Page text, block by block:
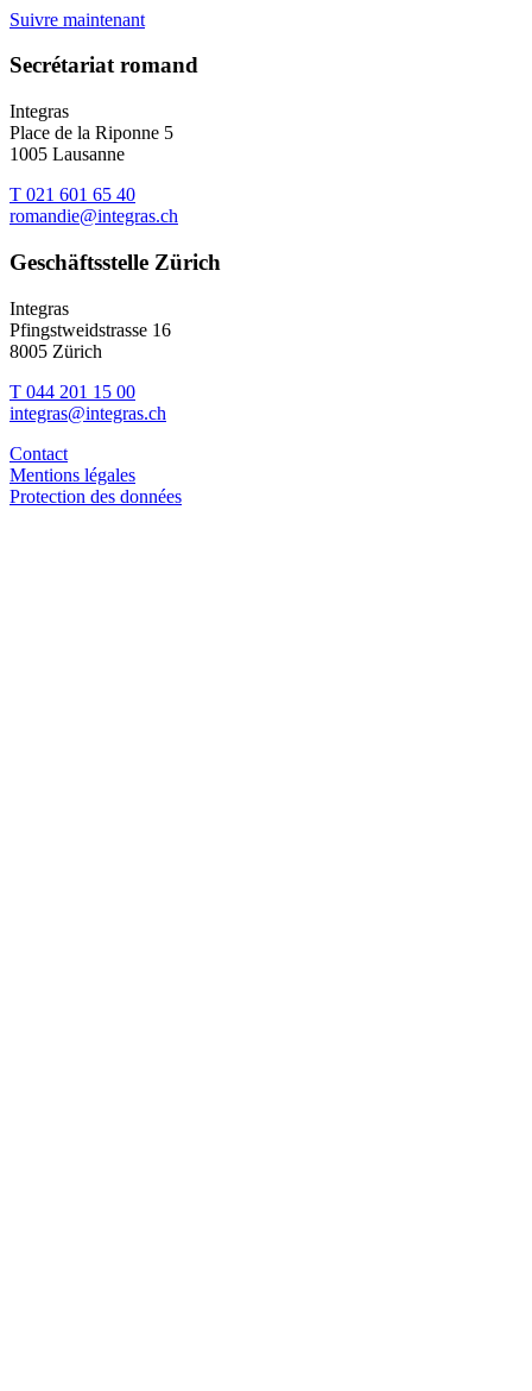
Suivre maintenant
Secrétariat romand
Integras
Place de la Riponne 5
1005 Lausanne
T 021 601 65 40
romandie@integras.ch
Geschäftsstelle Zürich
Integras
Pfingstweidstrasse 16
8005 Zürich
T 044 201 15 00
integras@integras.ch
Contact
Mentions légales
Protection des données